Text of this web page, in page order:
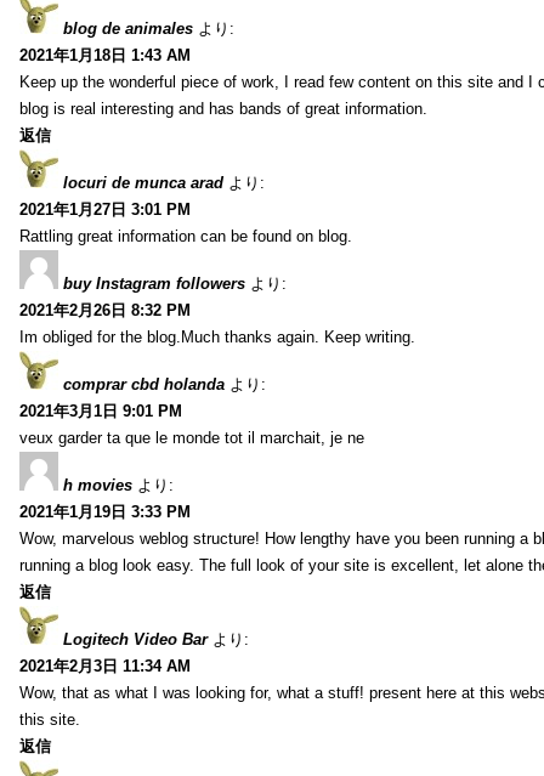
blog de animales より:
2021年1月18日 1:43 AM
Keep up the wonderful piece of work, I read few content on this site and I
blog is real interesting and has bands of great information.
返信
locuri de munca arad より:
2021年1月27日 3:01 PM
Rattling great information can be found on blog.
buy Instagram followers より:
2021年2月26日 8:32 PM
Im obliged for the blog.Much thanks again. Keep writing.
comprar cbd holanda より:
2021年3月1日 9:01 PM
veux garder ta que le monde tot il marchait, je ne
h movies より:
2021年1月19日 3:33 PM
Wow, marvelous weblog structure! How lengthy have you been running a
running a blog look easy. The full look of your site is excellent, let alone
返信
Logitech Video Bar より:
2021年2月3日 11:34 AM
Wow, that as what I was looking for, what a stuff! present here at this
this site.
返信